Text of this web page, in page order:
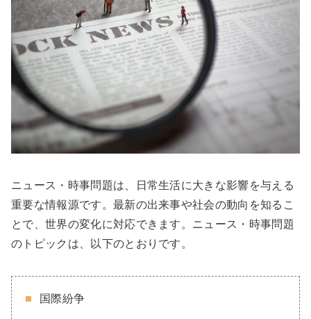
ニュース・時事問題は、日常生活に大きな影響を与える
重要な情報源です。最新の出来事や社会の動向を知るこ
とで、世界の変化に対応できます。ニュース・時事問題
のトピックは、以下のとおりです。
国際紛争